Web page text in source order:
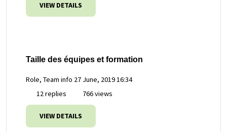
VIEW DETAILS
Taille des équipes et formation
Role, Team info 27 June, 2019 16:34
12 replies
766 views
VIEW DETAILS